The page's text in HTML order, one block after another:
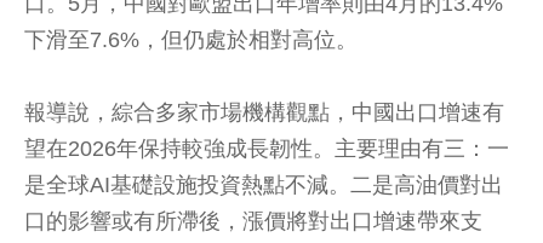
下滑至7.6%，但仍處於相對高位。
報導說，綜合多家市場機構觀點，中國出口增速有
望在2026年保持較強成長韌性。主要理由有三：一
是全球AI基礎設施投資熱點不減。二是高油價對出
口的影響或有所滯後，漲價將對出口增速帶來支